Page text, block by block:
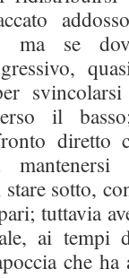
ma se
il
diretto
sotto,
tuttavia
ai tempi
che